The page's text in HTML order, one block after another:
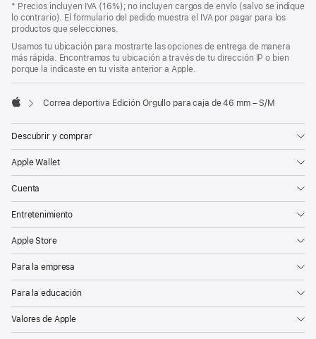
Nota
a
pie
página
* Precios incluyen IVA (16%); no incluyen cargos de envío (salvo se indique
lo contrario). El formulario del pedido muestra el IVA por pagar para los
productos que selecciones.
Usamos tu ubicación para mostrarte las opciones de entrega de manera
más rápida. Encontramos tu ubicación a través de tu dirección IP o bien
porque la indicaste en tu visita anterior a Apple.
Correa deportiva Edición Orgullo para caja de 46 mm – S/M
Descubrir y comprar
Apple Wallet
Cuenta
Entretenimiento
Apple Store
Para la empresa
Para la educación
Valores de Apple